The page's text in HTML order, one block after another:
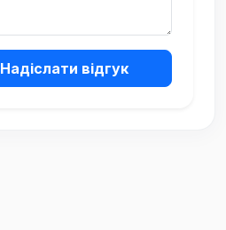
Надіслати відгук